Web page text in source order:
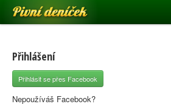
Pivní deníček
Pivní mapa
Pivní značky
Nápověda
Přihlášení
Přihlásit se přes Facebook
Nepoužíváš Facebook?